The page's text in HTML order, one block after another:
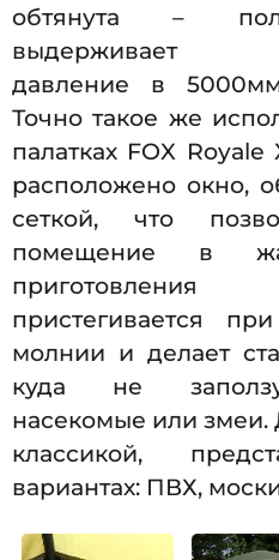
обтянута –
выдерживает
давление в
Точно такое же
палатках FOX
расположено окно,
сеткой, что
помещение в
пристегивается
молнии и делает
куда не
насекомые или змеи.
классикой,
вариантах: ПВХ,